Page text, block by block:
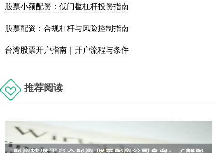
股票小额配资：低门槛杠杆投资指南
股票配资：合规杠杆与风险控制指南
台湾股票开户指南｜开户流程与条件
推荐阅读